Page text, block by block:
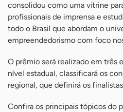
consolidou como uma vitrine
profissionais de imprensa e
todo o Brasil que abordam o
empreendedorismo com foco
O prêmio será realizado em três
nível estadual, classificará os
regional, que definirá os
Confira os principais tópicos do